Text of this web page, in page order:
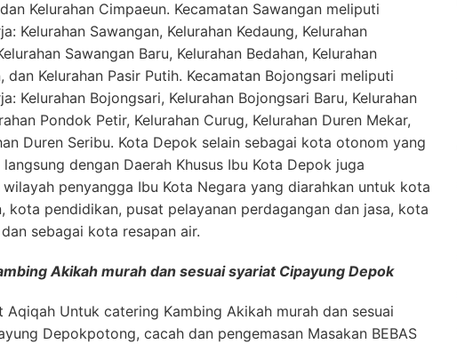
Kelurahan Cimpaeun. Kecamatan Sawangan meliputi
Kelurahan Sawangan, Kelurahan Kedaung, Kelurahan
Sawangan Baru, Kelurahan Bedahan, Kelurahan
dan Kelurahan Pasir Putih. Kecamatan Bojongsari meliputi
Kelurahan Bojongsari, Kelurahan Bojongsari Baru, Kelurahan
Pondok Petir, Kelurahan Curug, Kelurahan Duren Mekar,
Duren Seribu. Kota Depok selain sebagai kota otonom yang
dengan Daerah Khusus Ibu Kota Depok juga
wilayah penyangga Ibu Kota Negara yang diarahkan untuk kota
kota pendidikan, pusat pelayanan perdagangan dan jasa, kota
sebagai kota resapan air.
Akikah murah dan sesuai syariat Cipayung Depok
Aqiqah Untuk catering Kambing Akikah murah dan sesuai
Depokpotong, cacah dan pengemasan Masakan BEBAS